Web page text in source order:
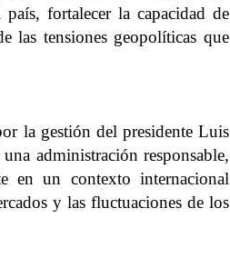
fortalecer la capacidad de
las tensiones geopolíticas que
la gestión del presidente Luis
administración responsable,
en un contexto internacional
y las fluctuaciones de los